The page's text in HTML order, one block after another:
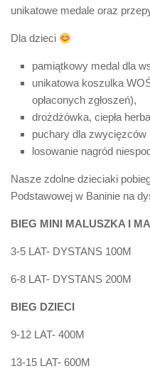
unikatowe medale oraz
Dla dzieci
pamiątkowy medal dla
unikatowa koszulka
opłaconych zgłoszeń),
drożdżówka, ciepła
puchary dla zwycięzców
losowanie nagród
Nasze zdolne dzieciaki
Podstawowej w Baninie na
BIEG MINI MALUSZKA I
3-5 LAT- DYSTANS 100M
6-8 LAT- DYSTANS 200M
BIEG DZIECI
9-12 LAT- 400M
13-15 LAT- 600M